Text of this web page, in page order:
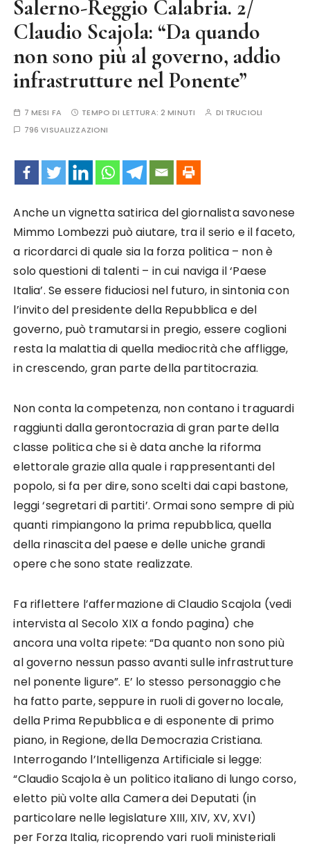
Salerno-Reggio Calabria. 2/
Claudio Scajola: “Da quando
non sono più al governo, addio
infrastrutture nel Ponente”
7 MESI FA TEMPO DI LETTURA:2 MINUTI DI TRUCIOLI
796 VISUALIZZAZIONI
Anche un vignetta satirica del giornalista savonese
Mimmo Lombezzi può aiutare, tra il serio e il faceto,
a ricordarci di quale sia la forza politica – non è
solo questioni di talenti – in cui naviga il ‘Paese
Italia’. Se essere fiduciosi nel futuro, in sintonia con
l’invito del presidente della Repubblica e del
governo, può tramutarsi in pregio, essere coglioni
resta la malattia di quella mediocrità che affligge,
in crescendo, gran parte della partitocrazia.
Non conta la competenza, non contano i traguardi
raggiunti dalla gerontocrazia di gran parte della
classe politica che si è data anche la riforma
elettorale grazie alla quale i rappresentanti del
popolo, si fa per dire, sono scelti dai capi bastone,
leggi ‘segretari di partiti’. Ormai sono sempre di più
quanti rimpiangono la prima repubblica, quella
della rinascita del paese e delle uniche grandi
opere che sono state realizzate.
Fa riflettere l’affermazione di Claudio Scajola (vedi
intervista al Secolo XIX a fondo pagina) che
ancora una volta ripete: “Da quanto non sono più
al governo nessun passo avanti sulle infrastrutture
nel ponente ligure”. E’ lo stesso personaggio che
ha fatto parte, seppure in ruoli di governo locale,
della Prima Repubblica e di esponente di primo
piano, in Regione, della Democrazia Cristiana.
Interrogando l’Intelligenza Artificiale si legge:
“Claudio Scajola è un politico italiano di lungo corso,
eletto più volte alla Camera dei Deputati (in
particolare nelle legislature XIII, XIV, XV, XVI)
per Forza Italia, ricoprendo vari ruoli ministeriali